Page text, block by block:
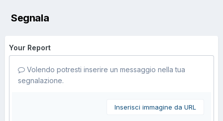
Segnala
Your Report
Volendo potresti inserire un messaggio nella tua
segnalazione.
Inserisci immagine da URL